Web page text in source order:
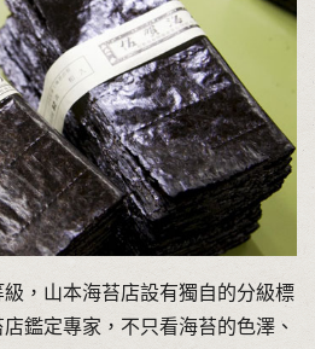
，山本海苔店設有獨自的分級標
鑑定專家，不只看海苔的色澤、